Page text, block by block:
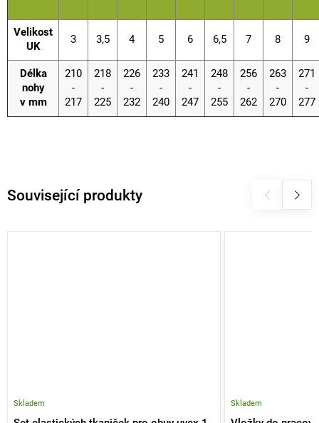
Související produkty
Skladem Skladem
Velikost
UK
3 3,5 4 5 6 6,5 7 8 9
Délka
nohy
v mm
210
-
217
218
-
225
226
-
232
233
-
240
241
-
247
248
-
255
256
-
262
263
-
270
271
-
277